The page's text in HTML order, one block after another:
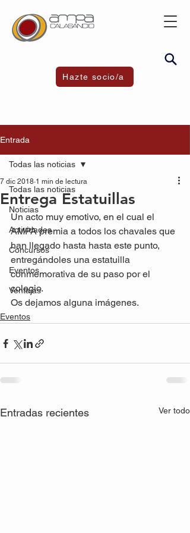
Hazte socio/a
Entrada
Todas las noticias
Noticias
Actividades
Concursos
Eventos
Ventajas
Todas las noticias
Entrega Estatuillas
7 dic 2018 1 min de lectura
Un acto muy emotivo, en el cual el
AMPA premia a todos los chavales que
han llegado hasta hasta este punto,
entregándoles una estatuilla
conmemorativa de su paso por el
colegio.
Os dejamos alguna imágenes.
Eventos
Entradas recientes Ver todo